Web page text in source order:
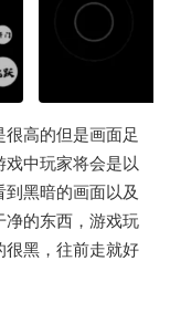
高的但是画面足
中玩家将会是以
黑暗的画面以及
净的东西，游戏玩
很黑，往前走就好